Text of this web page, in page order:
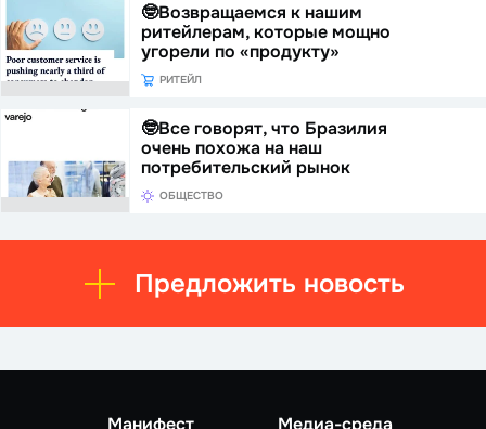
🤓Возвращаемся к нашим
ритейлерам, которые мощно
угорели по «продукту»
РИТЕЙЛ
🤓Все говорят, что Бразилия
очень похожа на наш
потребительский рынок
ОБЩЕСТВО
Предложить новость